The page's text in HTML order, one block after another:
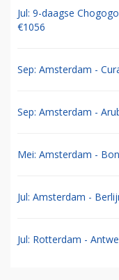
Jul: 9-daagse
€1056
Sep: Amsterdam -
Sep: Amsterdam -
Mei: Amsterdam -
Jul: Amsterdam -
Jul: Rotterdam -